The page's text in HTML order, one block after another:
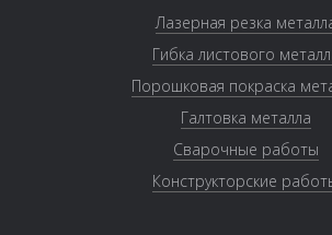
Лазерная резка
Гибка листового
Порошковая покраска
Галтовка металла
Сварочные работы
Конструкторские